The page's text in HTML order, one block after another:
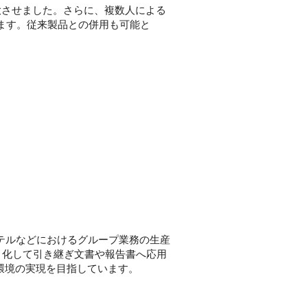
せました。さらに、複数人による
。従来製品との併用も可能と
などにおけるグループ業務の生産
して引き継ぎ文書や報告書へ応用
の実現を目指しています。